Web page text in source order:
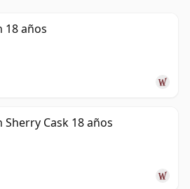
18 años
Sherry Cask 18 años